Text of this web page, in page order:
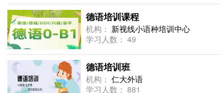
德语培训课程
机构： 新视线小语种培训中心
学习人数： 49
德语培训班
机构： 仁大外语
学习人数： 881